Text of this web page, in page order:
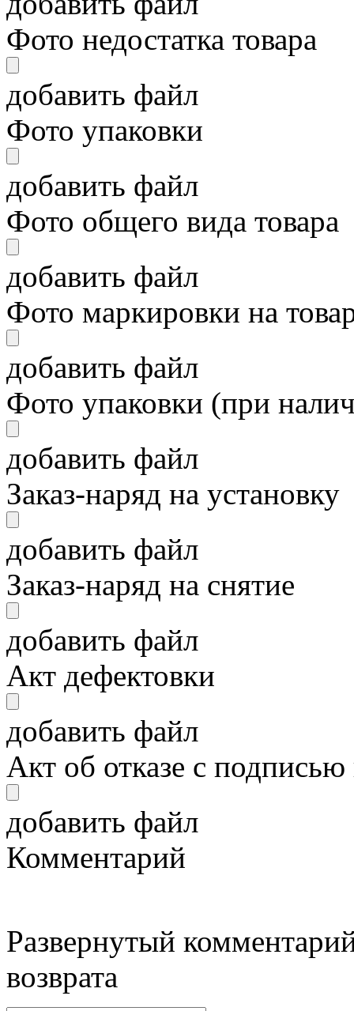
Фото недостатка товара
добавить файл
Фото упаковки
добавить файл
Фото общего вида товара
добавить файл
Фото маркировки на
добавить файл
Фото упаковки (при
добавить файл
Заказ-наряд на установку
добавить файл
Заказ-наряд на снятие
добавить файл
Акт дефектовки
добавить файл
Акт об отказе с
добавить файл
Комментарий
Развернутый
возврата